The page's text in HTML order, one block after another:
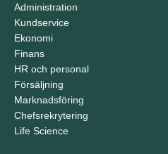
Administration
Kundservice
Ekonomi
Finans
HR och personal
Försäljning
Marknadsföring
Chefsrekrytering
Life Science